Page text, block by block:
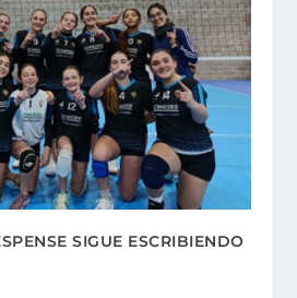
SIGUE ESCRIBIENDO